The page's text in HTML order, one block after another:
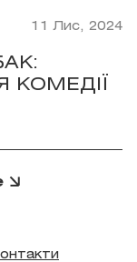
11 Лис, 2024
КОМЕДІЇ